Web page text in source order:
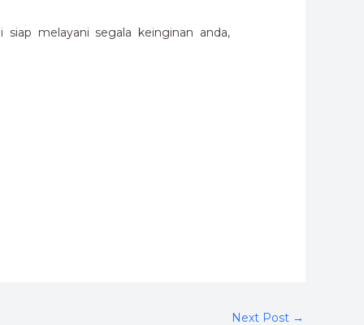
melayani segala keinginan anda,
Next Post →